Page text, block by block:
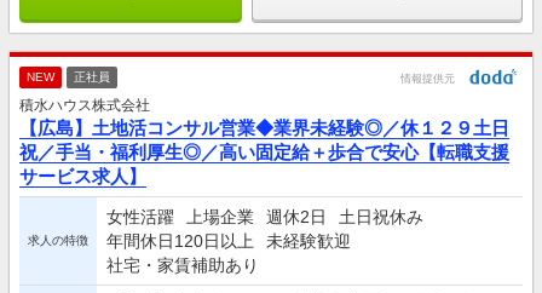
NEW 正社員 情報提供元
積水ハウス株式会社
【広島】土地活コンサル営業◆業界未経験◎／休１２９土日
祝／手当・福利厚生◎／高い固定給＋歩合で安心【転職支援
サービス求人】
求人の特徴
女性活躍 上場企業 週休2日
土日祝休み
年間休日120日以上
未経験歓迎
社宅・家賃補助あり